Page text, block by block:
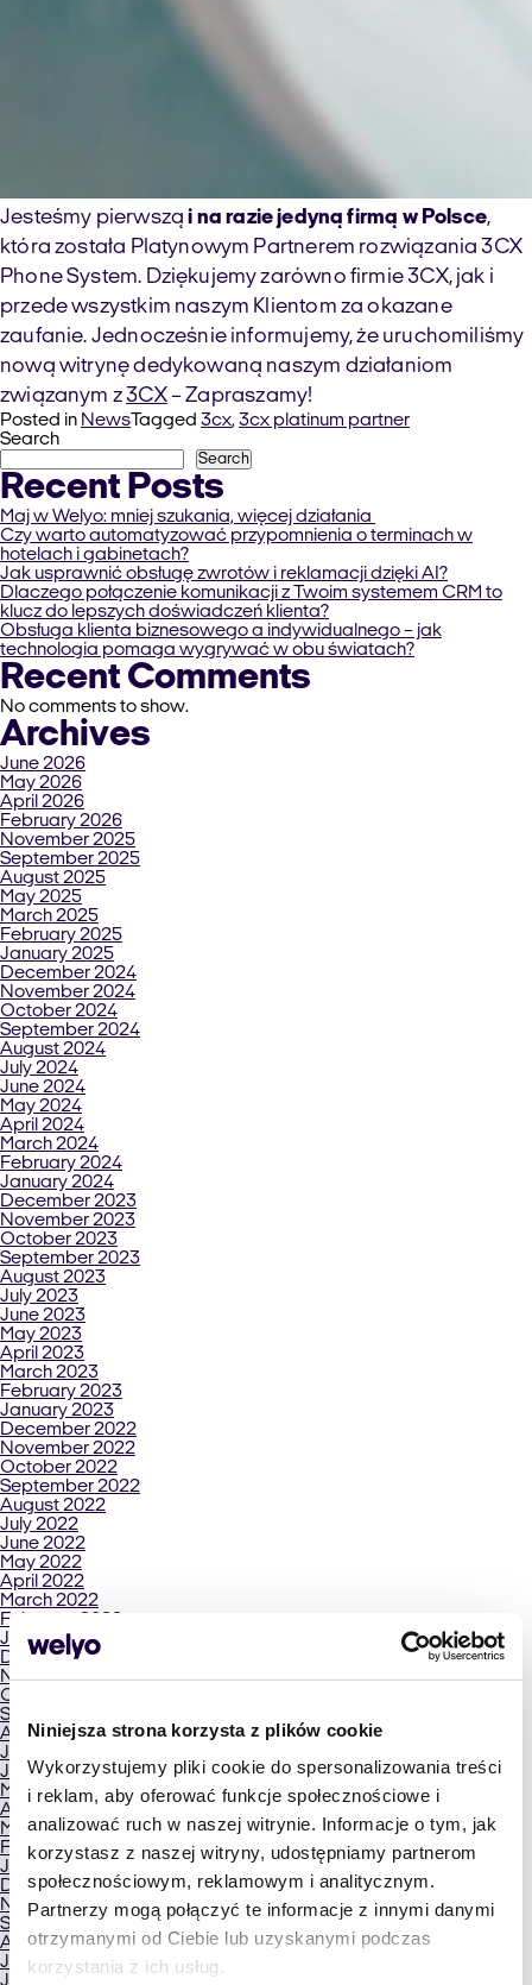
Niniejsza strona korzysta z plików cookie
Wykorzystujemy pliki cookie do spersonalizowania treści
i reklam, aby oferować funkcje społecznościowe i
analizować ruch w naszej witrynie. Informacje o tym, jak
korzystasz z naszej witryny, udostępniamy partnerom
społecznościowym, reklamowym i analitycznym.
Partnerzy mogą połączyć te informacje z innymi danymi
otrzymanymi od Ciebie lub uzyskanymi podczas
korzystania z ich usług.
Jesteśmy pierwsząi na razie jedyną firmą w Polsce,
która została Platynowym Partnerem rozwiązania 3CX
Phone System. Dziękujemy zarówno firmie 3CX, jak i
przede wszystkim naszym Klientom za okazane
zaufanie. Jednocześnie informujemy, że uruchomiliśmy
nową witrynę dedykowaną naszym działaniom
związanym z3CX– Zapraszamy!
Posted in NewsTagged 3cx, 3cx platinum partner
Search
Search
Recent Posts
Maj w Welyo: mniej szukania, więcej działania
Czy warto automatyzować przypomnienia o terminach w
hotelach i gabinetach?
Jak usprawnić obsługę zwrotów i reklamacji dzięki AI?
Dlaczego połączenie komunikacji z Twoim systemem CRM to
klucz do lepszych doświadczeń klienta?
Obsługa klienta biznesowego a indywidualnego – jak
technologia pomaga wygrywać w obu światach?
Recent Comments
No comments to show.
Archives
June 2026
May 2026
April 2026
February 2026
November 2025
September 2025
August 2025
May 2025
March 2025
February 2025
January 2025
December 2024
November 2024
October 2024
September 2024
August 2024
July 2024
June 2024
May 2024
April 2024
March 2024
February 2024
January 2024
December 2023
November 2023
October 2023
September 2023
August 2023
July 2023
June 2023
May 2023
April 2023
March 2023
February 2023
January 2023
December 2022
November 2022
October 2022
September 2022
August 2022
July 2022
June 2022
May 2022
April 2022
March 2022
February 2022
January 2022
December 2021
November 2021
October 2021
September 2021
August 2021
July 2021
June 2021
May 2021
April 2021
March 2021
February 2021
January 2021
December 2020
November 2020
September 2020
August 2020
July 2020